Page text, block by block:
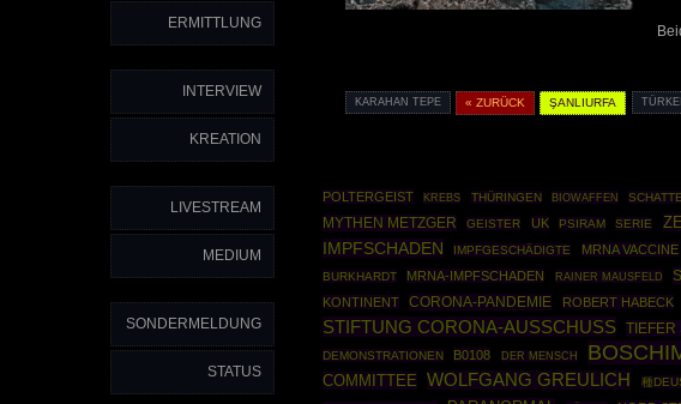
ERMITTLUNG
INTERVIEW
KREATION
LIVESTREAM
MEDIUM
SONDERMELDUNG
STATUS
KARAHAN TEPE « ZURÜCK ŞANLIURFA TÜRKEI
POLTERGEIST KREBS THÜRINGEN BIOWAFFEN
MYTHEN METZGER GEISTER UK PSIRAM SERIE
IMPFSCHADEN
IMPFGESCHÄDIGTE MRNA VACCINE
BURKHARDT
MRNA-IMPFSCHADEN RAINER MAUSFELD
KONTINENT
CORONA-PANDEMIE ROBERT HABECK
STIFTUNG CORONA-AUSSCHUSS TIEFER
DEMONSTRATIONEN
B0108 DER MENSCH
COMMITTEE
WOLFGANG GREULICH 種